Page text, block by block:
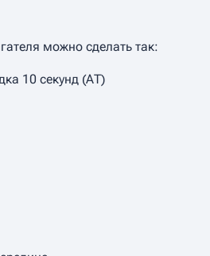
можно сделать так:
10 секунд (АТ)